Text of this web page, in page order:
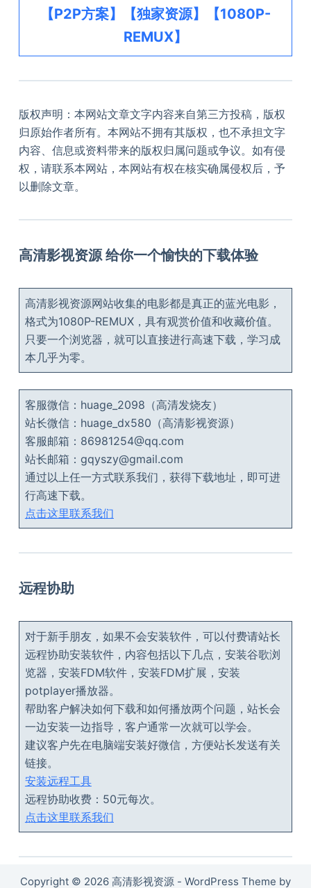
【P2P方案】【独家资源】【1080P-
REMUX】
版权声明：本网站文章文字内容来自第三方投稿，版权
归原始作者所有。本网站不拥有其版权，也不承担文字
内容、信息或资料带来的版权归属问题或争议。如有侵
权，请联系本网站，本网站有权在核实确属侵权后，予
以删除文章。
高清影视资源 给你一个愉快的下载体验
高清影视资源网站收集的电影都是真正的蓝光电影，
格式为1080P-REMUX，具有观赏价值和收藏价值。
只要一个浏览器，就可以直接进行高速下载，学习成
本几乎为零。
客服微信：huage_2098（高清发烧友）
站长微信：huage_dx580（高清影视资源）
客服邮箱：86981254@qq.com
站长邮箱：gqyszy@gmail.com
通过以上任一方式联系我们，获得下载地址，即可进
行高速下载。
点击这里联系我们
远程协助
对于新手朋友，如果不会安装软件，可以付费请站长
远程协助安装软件，内容包括以下几点，安装谷歌浏
览器，安装FDM软件，安装FDM扩展，安装
potplayer播放器。
帮助客户解决如何下载和如何播放两个问题，站长会
一边安装一边指导，客户通常一次就可以学会。
建议客户先在电脑端安装好微信，方便站长发送有关
链接。
安装远程工具
远程协助收费：50元每次。
点击这里联系我们
Copyright © 2026 高清影视资源 - WordPress Theme by